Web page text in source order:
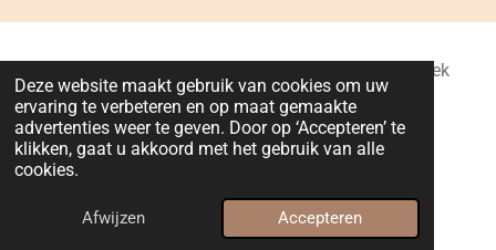
Deze website maakt gebruik van cookies om uw
ervaring te verbeteren en op maat gemaakte
advertenties weer te geven. Door op ‘Accepteren’ te
klikken, gaat u akkoord met het gebruik van alle
cookies.
Afwijzen Accepteren
Lilo Deco : Gebroeders Van Benedenlaan 5, Ruisbroek
(Puurs-Sint-Amands), België
BTW nummer : BE0763628342
IBAN (rekeningnummer) : BE49 1030 9150 2971
© 2024 - 2026 Lilo Deco